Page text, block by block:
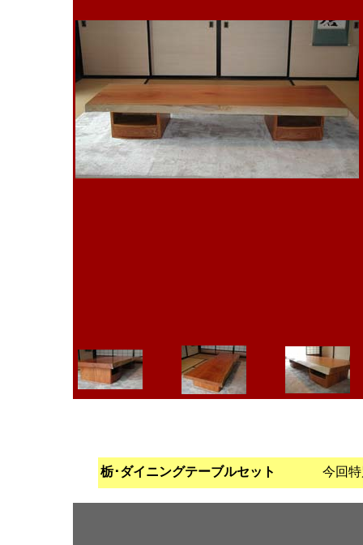
栃･ダイニングテーブルセット 今回